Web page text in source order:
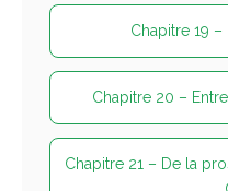
Chapitre 19
Chapitre 20 –
Chapitre 21 – De la